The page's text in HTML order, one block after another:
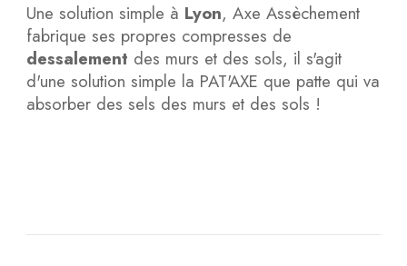
Une solution simple à Lyon, Axe Assèchement
fabrique ses propres compresses de
dessalement des murs et des sols, il s'agit
d'une solution simple la PAT'AXE que patte qui va
absorber des sels des murs et des sols !